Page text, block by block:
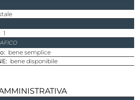
1
bene semplice
bene disponibile